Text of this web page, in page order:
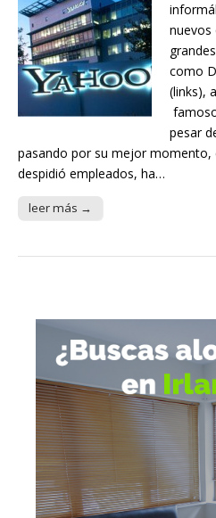
nuevos
como
(links),
pesar
pasando por su mejor momento,
despidió empleados, ha…
leer más →